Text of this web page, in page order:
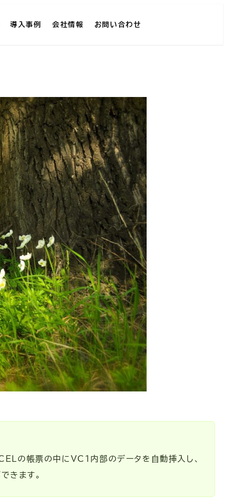
導入事例 会社情報 お問い合わせ
の帳票の中にVC1内部のデータを自動挿入し、
きます。